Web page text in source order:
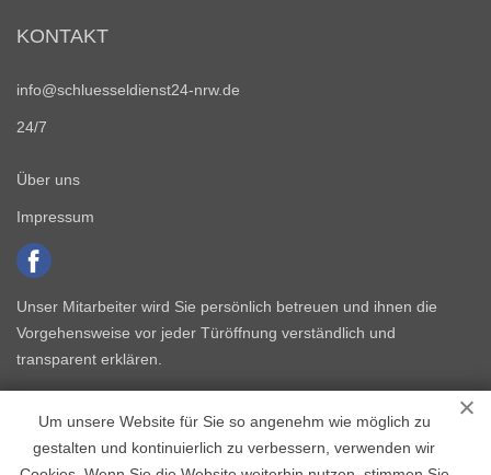
Um unsere Website für Sie so angenehm wie möglich zu
gestalten und kontinuierlich zu verbessern, verwenden wir
KONTAKT
info@schluesseldienst24-nrw.de
24/7
Über uns
Impressum
Unser Mitarbeiter wird Sie persönlich betreuen und ihnen die
Vorgehensweise vor jeder Türöffnung verständlich und
transparent erklären.